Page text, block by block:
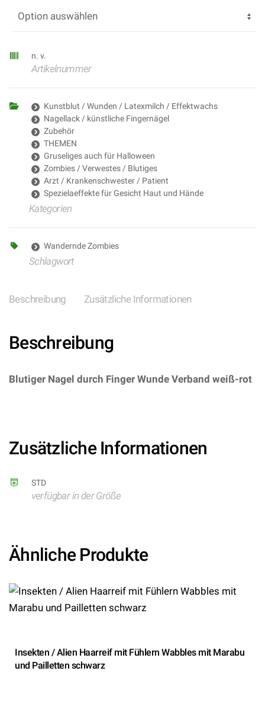
n. v.
Artikelnummer
Kunstblut / Wunden / Latexmilch / Effektwachs
Nagellack / künstliche Fingernägel
Zubehör
THEMEN
Gruseliges auch für Halloween
Zombies / Verwestes / Blutiges
Arzt / Krankenschwester / Patient
Spezielaeffekte für Gesicht Haut und Hände
Kategorien
Wandernde Zombies
Schlagwort
Beschreibung Zusätzliche Informationen
Beschreibung
Blutiger Nagel durch Finger Wunde Verband weiß-rot
Zusätzliche Informationen
STD
verfügbar in der Größe
Ähnliche Produkte
Insekten / Alien Haarreif mit Fühlern Wabbles mit Marabu
und Pailletten schwarz